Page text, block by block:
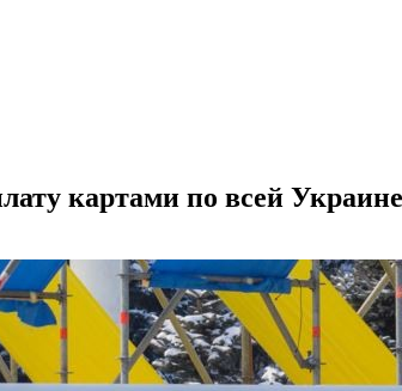
картами по всей Украине